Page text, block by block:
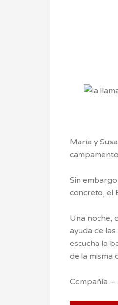
María y
Sin
concreto, el
Una noche,
ayuda de
escucha la
de la misma
Compañía –